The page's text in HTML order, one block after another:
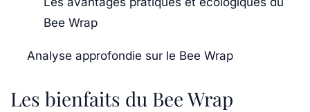
Bee Wrap
Analyse approfondie sur le Bee Wrap
Les bienfaits du Bee Wrap